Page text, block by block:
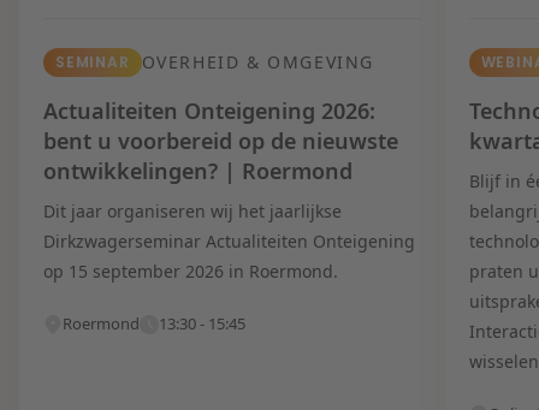
SEMINAR OVERHEID & OMGEVING
Actualiteiten Onteigening 2026:
bent u voorbereid op de nieuwste
ontwikkelingen? | Roermond
Dit jaar organiseren wij het jaarlijkse
Dirkzwagerseminar Actualiteiten Onteigening
op 15 september 2026 in Roermond.
Roermond 13:30 - 15:45
Blijf in
praten